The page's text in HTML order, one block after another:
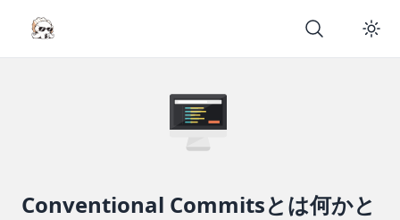
Conventional Commitsとは何かと